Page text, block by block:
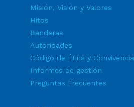
Misión, Visión y Valores
Hitos
Banderas
Autoridades
Código de Ética y Convivencia
Informes de gestión
Preguntas Frecuentes